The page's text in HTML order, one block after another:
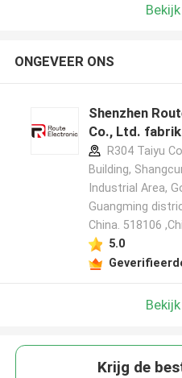
ONGEVEER ONS
Shenzhen
Co., Ltd.
R304 Taiyu
Building,
Industrial Area,
Guangming
China. 518106
5.0
Krijg de